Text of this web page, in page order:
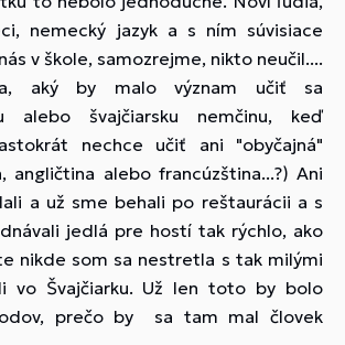
nemecký jazyk a s ním súvisiace
v škole, samozrejme, nikto neučil....
aký by malo význam učiť sa
alebo švajčiarsku nemčinu, keď
nechce učiť ani "obyčajná"
angličtina alebo francúzština...?) Ani
a už sme behali po reštaurácii a s
jedlá pre hostí tak rýchlo, ako
nikde som sa nestretla s tak milými
vo Švajčiarku. Už len toto by bolo
prečo by sa tam mal človek